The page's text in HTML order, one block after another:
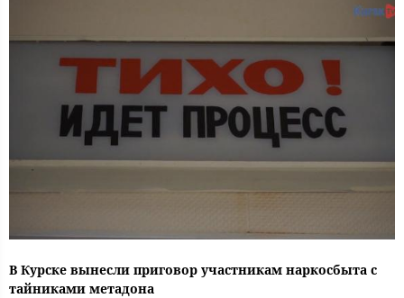
В Курске вынесли приговор участникам наркосбыта с
тайниками метадона